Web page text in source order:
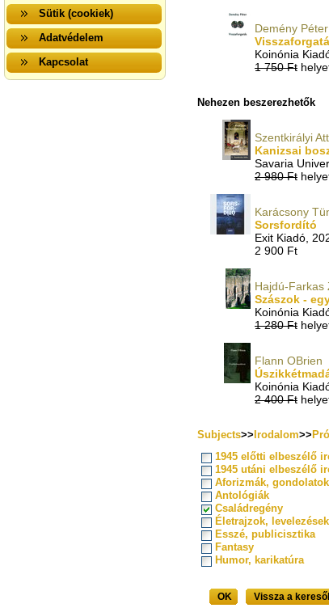
Sütik (cookiek)
Adatvédelem
Kapcsolat
Demény Péter
Koinónia
1 750 Ft
Nehezen beszerezhetők
Szentkirályi
Kanizsai
Savaria
2 980 Ft
Karácsony
Sorsfordító
Exit Kiadó,
2 900 Ft
Hajdú-Farkas
Szászok -
Koinónia
1 280 Ft
Flann OBrien
Koinónia
2 400 Ft
Subjects>> Irodalom>>
1945 előtti elbeszélő
1945 utáni elbeszélő
Aforizmák, gondolatok
Antológiák
Családregény
Életrajzok,
Esszé, publicisztika
Fantasy
Humor, karikatúra
OK Vissza a